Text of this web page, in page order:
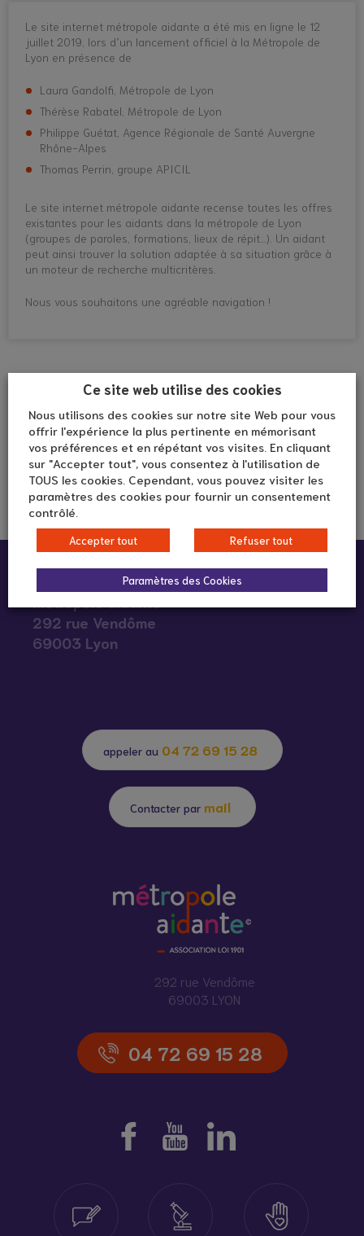
Le site internet métropole aidante a été mis en ligne le 12
juillet 2019, lors d’un lancement officiel à la Métropole de
Lyon en présence de
Laura Gandolfi, Métropole de Lyon
Thérèse Rabatel, Métropole de Lyon
Philippe Guétat, Agence Régionale de Santé Auvergne
Rhône-Alpes
Thomas Perrin, groupe APICIL
Le site internet métropole aidante recense toutes les offres
existantes pour les aidants dans la métropole de Lyon
(groupes de paroles, formations, lieux de répit…). Un aidant
peut ainsi trouver la solution adaptée à sa situation grâce à
un moteur de recherche multicritères.
Nous vous souhaitons une agréable navigation !
Contact et coordonnées
292 rue Vendôme
69003 Lyon
appeler au 04 72 69 15 28
Contacter par mail
292 rue Vendôme
69003 LYON
04 72 69 15 28
Ce site web utilise des cookies
Nous utilisons des cookies sur notre site Web pour vous
offrir l'expérience la plus pertinente en mémorisant
vos préférences et en répétant vos visites. En cliquant
sur "Accepter tout", vous consentez à l'utilisation de
TOUS les cookies. Cependant, vous pouvez visiter les
paramètres des cookies pour fournir un consentement
contrôlé.
Accepter tout Refuser tout
Paramètres des Cookies